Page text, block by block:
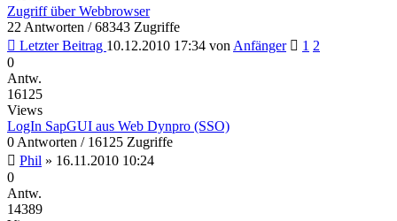
Zugriff über Webbrowser
22 Antworten / 68343 Zugriffe
Letzter Beitrag 10.12.2010 17:34 von Anfänger 1 2
0
Antw.
16125
Views
LogIn SapGUI aus Web Dynpro (SSO)
0 Antworten / 16125 Zugriffe
Phil » 16.11.2010 10:24
0
Antw.
14389